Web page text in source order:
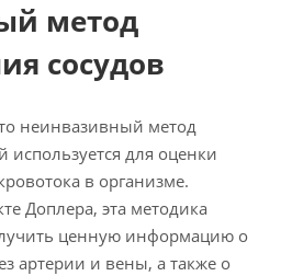
метод
сосудов
неинвазивный метод
используется для оценки
в организме.
Доплера, эта методика
ценную информацию о
артерии и вены, а также о